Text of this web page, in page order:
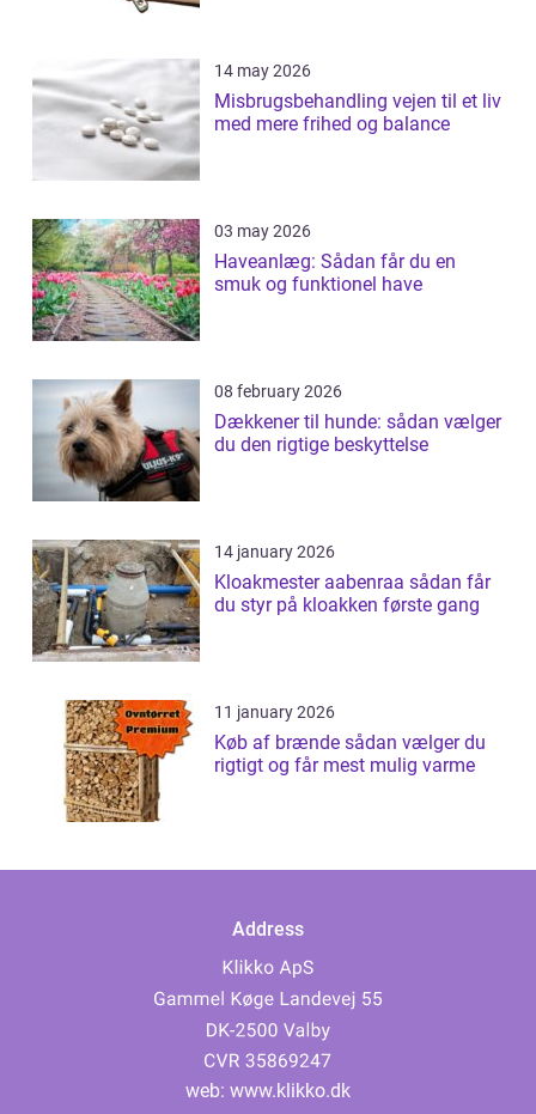
14 may 2026
Misbrugsbehandling vejen til et liv
med mere frihed og balance
03 may 2026
Haveanlæg: Sådan får du en
smuk og funktionel have
08 february 2026
Dækkener til hunde: sådan vælger
du den rigtige beskyttelse
14 january 2026
Kloakmester aabenraa sådan får
du styr på kloakken første gang
11 january 2026
Køb af brænde sådan vælger du
rigtigt og får mest mulig varme
Address
web: www.klikko.dk